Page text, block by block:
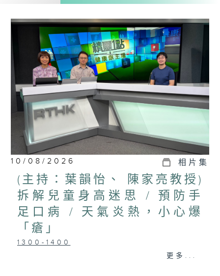
台、港台電視31
下午2時 至 3 時 香港電台第一台
10/08/2026 相片集
(主持：葉韻怡、 陳家亮教授)
拆解兒童身高迷思 / 預防手
足口病 / 天氣炎熱，小心爆
「瘡」
1300-1400
更多...